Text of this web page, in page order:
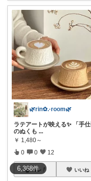
6,368件
🌿rin✿.·room🌿
ラテアートが映える✨️ 「手
のぬくも ...
￥ 1,480～
0 0 12
コレ いいね